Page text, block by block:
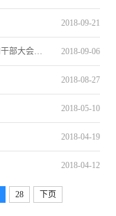
2018-09-21
2018-09-06
2018-08-27
2018-05-10
2018-04-19
2018-04-12
28 下页